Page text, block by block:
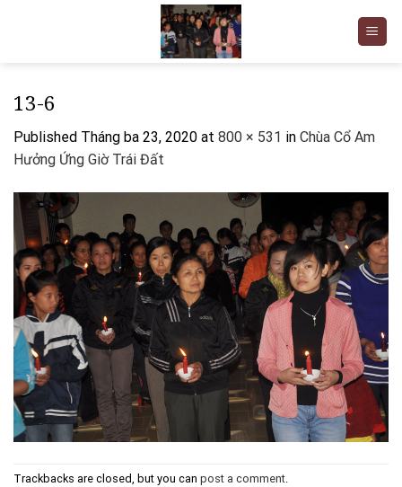
13-6
Published Tháng ba 23, 2020 at 800 × 531 in Chùa Cổ Am
Hưởng Ứng Giờ Trái Đất
Trackbacks are closed, but you can post a comment.